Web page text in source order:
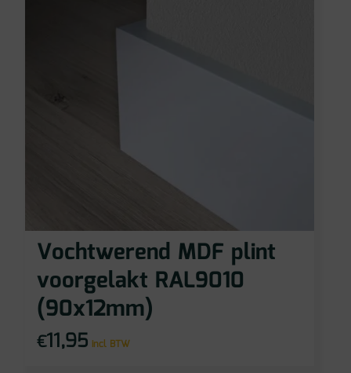
Vochtwerend MDF plint
voorgelakt RAL9010
(90x12mm)
€11,95 incl BTW